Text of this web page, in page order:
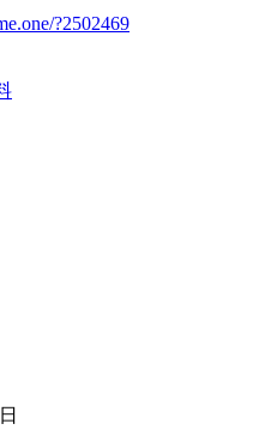
?2502469